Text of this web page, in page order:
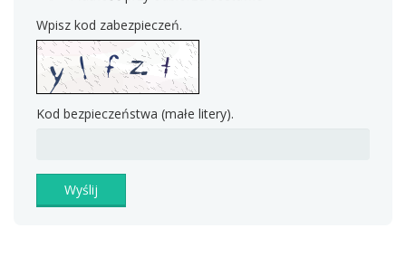
Wpisz kod zabezpieczeń.
Kod bezpieczeństwa (małe litery).
Wyślij